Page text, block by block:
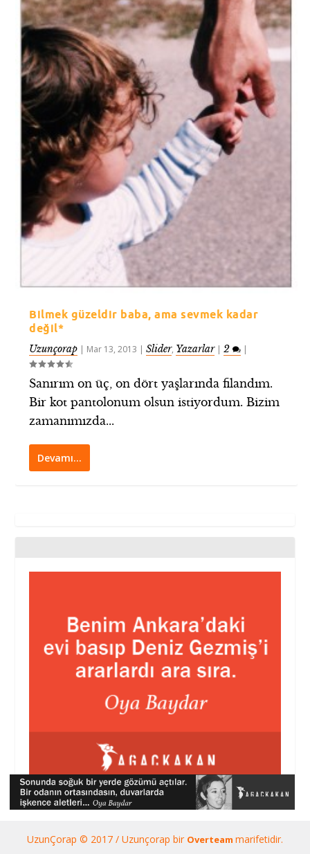
Bilmek güzeldir baba, ama sevmek kadar
değil*
Uzunçorap | Mar 13, 2013 |Slider, Yazarlar|2 |
Sanırım on üç, on dört yaşlarında filandım.
Bir kot pantolonum olsun istiyordum. Bizim
zamanımızda...
Devamı…
UzunÇorap © 2017 / Uzunçorap bir Overteam marifetidir.